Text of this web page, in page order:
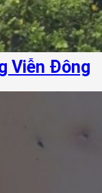
Viễn Đông